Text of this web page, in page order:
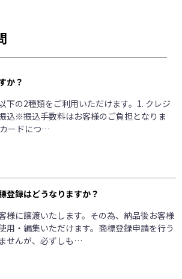
か？
下の2種類をご利用いただけます。1. クレジ
込※振込手数料はお客様のご負担となりま
ードにつ…
登録はどうなりますか？
様に譲渡いたします。その為、納品後お客様
用・編集いただけます。商標登録申請を行う
せんが、必ずしも…